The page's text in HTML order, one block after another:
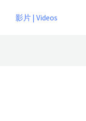
影片 | Videos